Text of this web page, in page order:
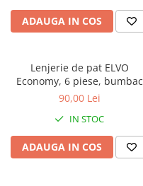
ADAUGA IN COS
Lenjerie de pat ELVO
Economy, 6 piese, bumbac
policoton, bleumarin, cu
90,00 Lei
IN STOC
ADAUGA IN COS